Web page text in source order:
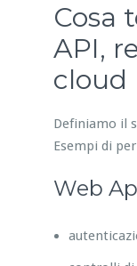
Cosa
API,
cloud
Definiamo il
Esempi di
Web